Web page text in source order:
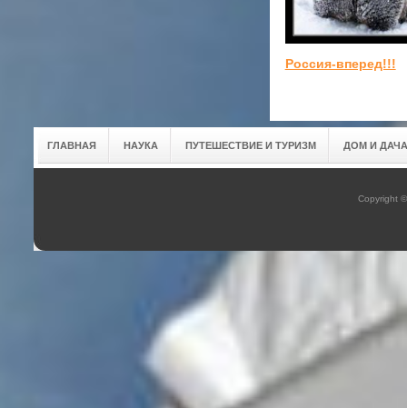
Россия-вперед!!!
ГЛАВНАЯ НАУКА ПУТЕШЕСТВИЕ И ТУРИЗМ ДОМ И ДАЧА
Copyright